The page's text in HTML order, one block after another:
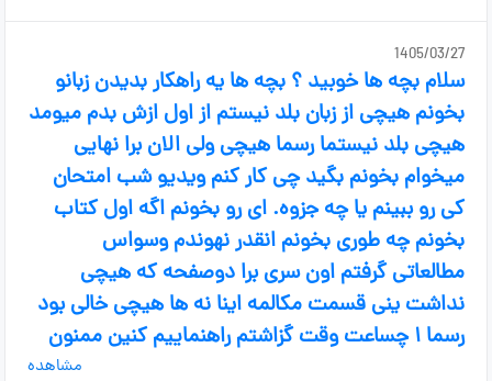
1405/03/27
سلام بچه ها خوبید ؟ بچه ها یه راهکار بدیدن زبانو
بخونم هیچی از زبان بلد نیستم از اول ازش بدم میومد
هیچی بلد نیستما رسما هیچی ولی الان برا نهایی
میخوام بخونم بگید چی کار کنم ویدیو شب امتحان
کی رو ببینم یا چه جزوه. ای رو بخونم اگه اول کتاب
بخونم چه طوری بخونم انقدر نهوندم وسواس
مطالعاتی گرفتم اون سری برا دوصفحه که هیچی
نداشت ینی قسمت مکالمه اینا نه ها هیچی خالی بود
رسما ۱ چساعت وقت گزاشتم راهنماییم کنین ممنون
مشاهده